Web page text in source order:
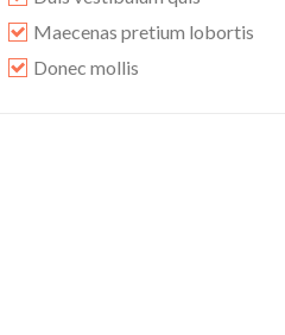
Maecenas pretium lobortis
Donec mollis